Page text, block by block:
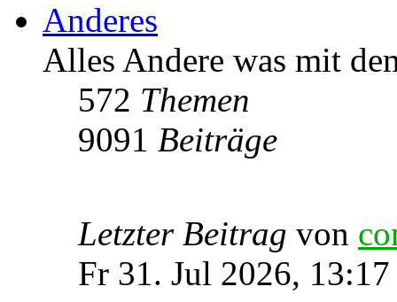
Anderes
Alles Andere was mit
572 Themen
9091 Beiträge
Letzter Beitrag von
Fr 31. Jul 2026, 13:17